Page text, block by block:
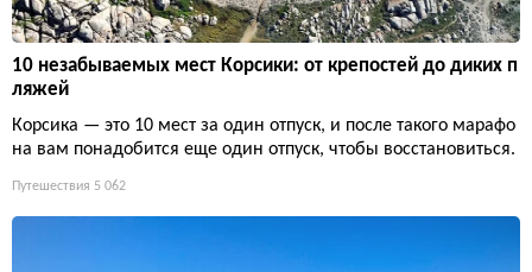
10 незабываемых мест Корсики: от крепостей до диких п
ляжей
Корсика — это 10 мест за один отпуск, и после такого марафо
на вам понадобится еще один отпуск, чтобы восстановиться.
Путешествия 5 062